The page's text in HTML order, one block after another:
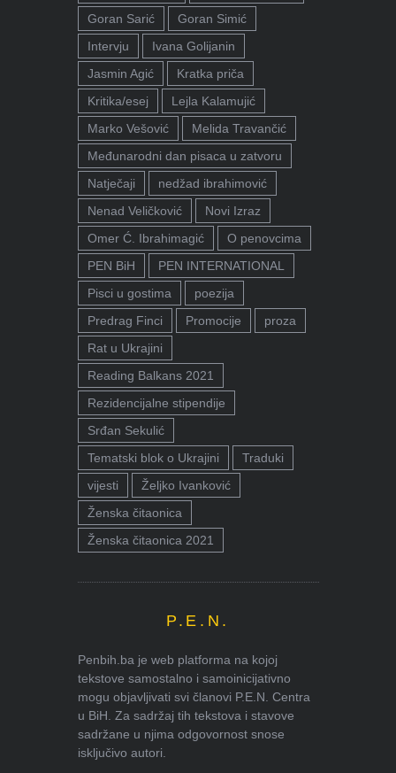
Goran Sarić
Goran Simić
Intervju
Ivana Golijanin
Jasmin Agić
Kratka priča
Kritika/esej
Lejla Kalamujić
Marko Vešović
Melida Travančić
Međunarodni dan pisaca u zatvoru
Natječaji
nedžad ibrahimović
Nenad Veličković
Novi Izraz
Omer Ć. Ibrahimagić
O penovcima
PEN BiH
PEN INTERNATIONAL
Pisci u gostima
poezija
Predrag Finci
Promocije
proza
Rat u Ukrajini
Reading Balkans 2021
Rezidencijalne stipendije
Srđan Sekulić
Tematski blok o Ukrajini
Traduki
vijesti
Željko Ivanković
Ženska čitaonica
Ženska čitaonica 2021
P.E.N.
Penbih.ba je web platforma na kojoj
tekstove samostalno i samoinicijativno
mogu objavljivati svi članovi P.E.N. Centra
u BiH. Za sadržaj tih tekstova i stavove
sadržane u njima odgovornost snose
isključivo autori.